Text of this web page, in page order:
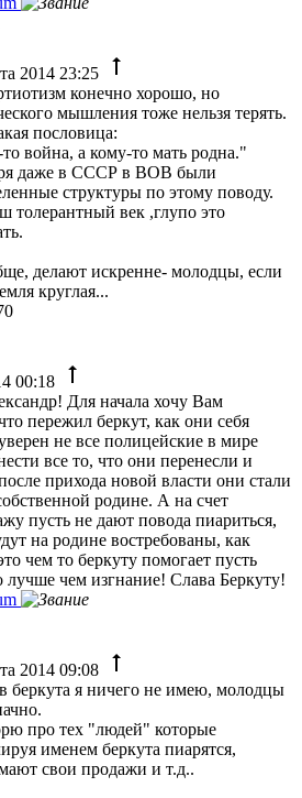
2014 23:25
конечно хорошо, но
мышления тоже нельзя терять.
пословица:
война, а кому-то мать родна."
даже в СССР в ВОВ были
структуры по этому поводу.
толерантный век ,глупо это
делают искренне- молодцы, если
круглая...
00:18
Для начала хочу Вам
пережил беркут, как они себя
не все полицейские в мире
все то, что они перенесли и
прихода новой власти они стали
родине. А на счет
пусть не дают повода пиариться,
на родине востребованы, как
чем то беркуту помогает пусть
лучше чем изгнание! Слава Беркуту!
2014 09:08
беркута я ничего не имею, молодцы
про тех "людей" которые
именем беркута пиарятся,
свои продажи и т.д..